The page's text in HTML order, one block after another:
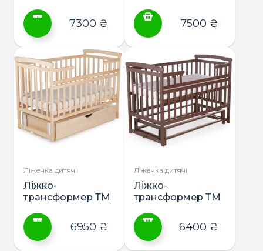
товар
має
кілька
варіантів.
Параметри
можна
вибрати
сторінці
товару
7300 ₴
шухлядою7500 ₴
Ліжечка дитячі
Ліжко-
трансформер ТМ
маятник з
шухлядою6950 ₴
Ліжечка дитячі
Ліжко-
трансформер ТМ
маятник
6400 ₴